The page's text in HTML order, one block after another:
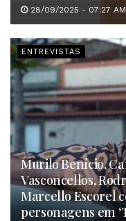
28/09/2025 - 07:27 AM
ENTREVISTAS
Murilo Benício,
Vasconcellos,
Marcello Escorel
personagens em